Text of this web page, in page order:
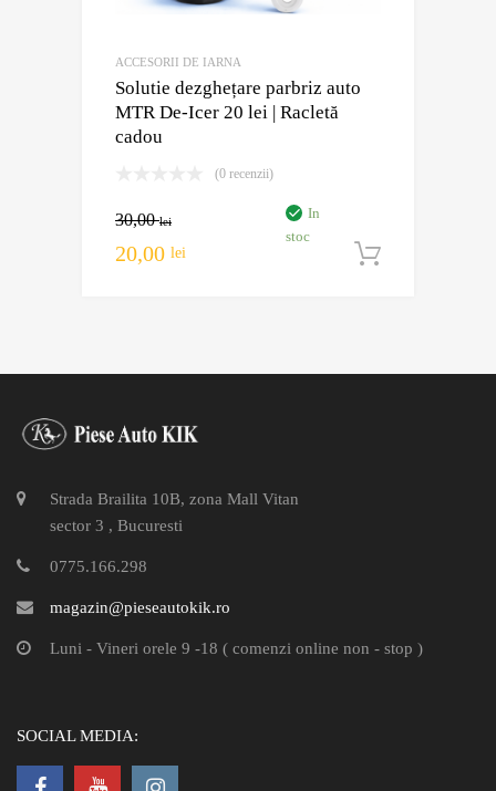
ACCESORII DE IARNA
Solutie dezghețare parbriz auto
MTR De-Icer 20 lei | Racletă
cadou
(0 recenzii)
30,00lei
20,00 lei
In
stoc
Strada Brailita 10B, zona Mall Vitan
sector 3 , Bucuresti
0775.166.298
magazin@pieseautokik.ro
Luni - Vineri orele 9 -18 ( comenzi online non - stop )
SOCIAL MEDIA: